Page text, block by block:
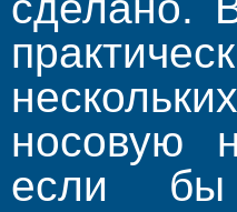
носовую
если бы